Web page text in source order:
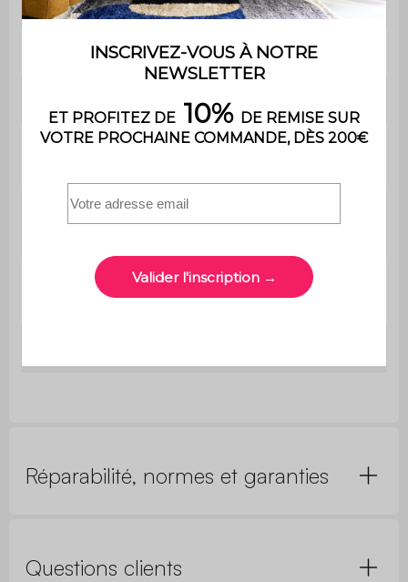
Utilisation Intérieur
Usage domestique uniquement
Le produit est livré monté, dans
Dimensions
Ø32 x H 43,5cm
Poids max
Réparabilité, normes et garanties
Questions clients